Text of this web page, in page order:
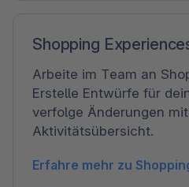
Shopping
Arbeite im Team an
Erstelle Entwürfe für
verfolge Änderungen
Aktivitätsübersicht.
Erfahre mehr zu